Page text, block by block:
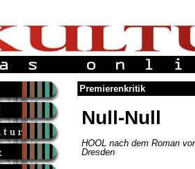
Premierenkritik
Null-Null
HOOL nach dem Roman
Dresden